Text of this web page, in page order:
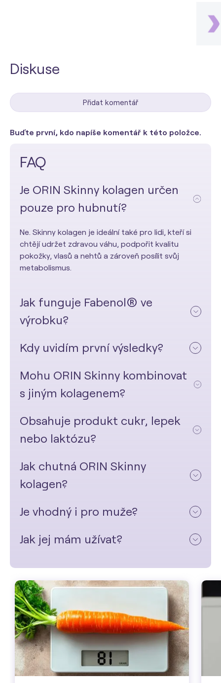
Diskuse
Přidat komentář
Buďte první, kdo napíše komentář k této položce.
FAQ
Je ORIN Skinny kolagen určen
pouze pro hubnutí?
Ne. Skinny kolagen je ideální také pro lidi, kteří si
chtějí udržet zdravou váhu, podpořit kvalitu
pokožky, vlasů a nehtů a zároveň posílit svůj
metabolismus.
Jak funguje Fabenol® ve
výrobku?
Kdy uvidím první výsledky?
Mohu ORIN Skinny kombinovat
s jiným kolagenem?
Obsahuje produkt cukr, lepek
nebo laktózu?
Jak chutná ORIN Skinny
kolagen?
Je vhodný i pro muže?
Jak jej mám užívat?